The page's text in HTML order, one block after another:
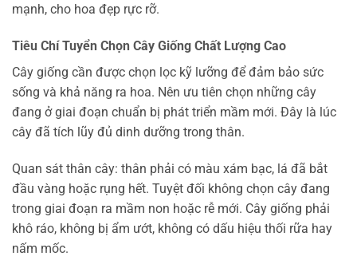
mạnh, cho hoa đẹp rực rỡ.
Tiêu Chí Tuyển Chọn Cây Giống Chất Lượng Cao
Cây giống cần được chọn lọc kỹ lưỡng để đảm bảo sức
sống và khả năng ra hoa. Nên ưu tiên chọn những cây
đang ở giai đoạn chuẩn bị phát triển mầm mới. Đây là lúc
cây đã tích lũy đủ dinh dưỡng trong thân.
Quan sát thân cây: thân phải có màu xám bạc, lá đã bắt
đầu vàng hoặc rụng hết. Tuyệt đối không chọn cây đang
trong giai đoạn ra mầm non hoặc rễ mới. Cây giống phải
khô ráo, không bị ẩm ướt, không có dấu hiệu thối rữa hay
nấm mốc.